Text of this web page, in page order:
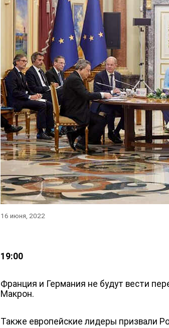
16 июня, 2022
19:00
Франция и Германия не будут вести
Макрон.
Также европейские лидеры призвали